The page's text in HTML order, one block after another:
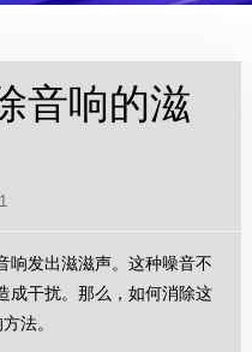
音响的滋
发出滋滋声。这种噪音不
成干扰。那么，如何消除这
法。